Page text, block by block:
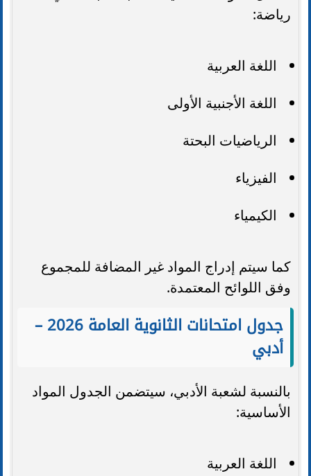
رياضة:
اللغة العربية
اللغة الأجنبية الأولى
الرياضيات البحتة
الفيزياء
الكيمياء
كما سيتم إدراج المواد غير المضافة للمجموع
وفق اللوائح المعتمدة.
جدول امتحانات الثانوية العامة 2026 –
أدبي
بالنسبة لشعبة الأدبي، سيتضمن الجدول المواد
الأساسية:
اللغة العربية